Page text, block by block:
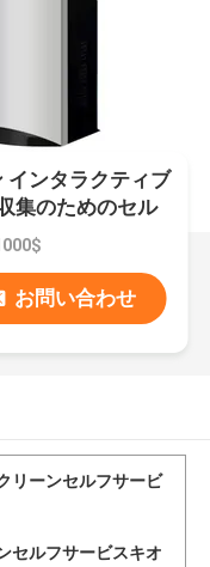
インタラクティブ
集のためのセル
お問い合わせ
リーンセルフサービ
セルフサービスキオ